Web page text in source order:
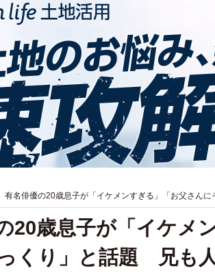
有名俳優の20歳息子が「イケメンすぎる」「お父さん
20歳息子が「イケメ
くり」と話題 兄も